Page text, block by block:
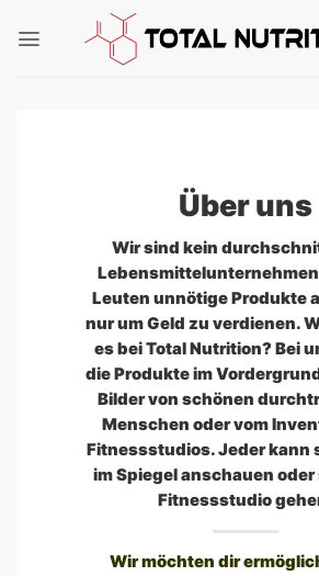
Inhalt
Über uns
Wir sind kein
Leuten unnötige Produkte
nur um Geld zu verdienen.
es bei Total Nutrition? Bei
die Produkte im
Bilder von schönen
Menschen oder vom
Fitnessstudios. Jeder kann
im Spiegel anschauen
Fitnessstudio
Wir möchten dir